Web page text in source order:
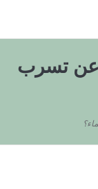
عن تسرب